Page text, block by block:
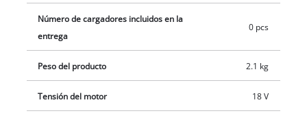
separado, p. ej. como práctico set para principiantes Power X-
Change. Para el funcionamiento de la recortadora de césped
con batería es necesaria una batería PXC de 18 V.
Número de cargadores incluidos en la
entrega
0 pcs
Peso del producto 2.1 kg
Tensión del motor 18 V